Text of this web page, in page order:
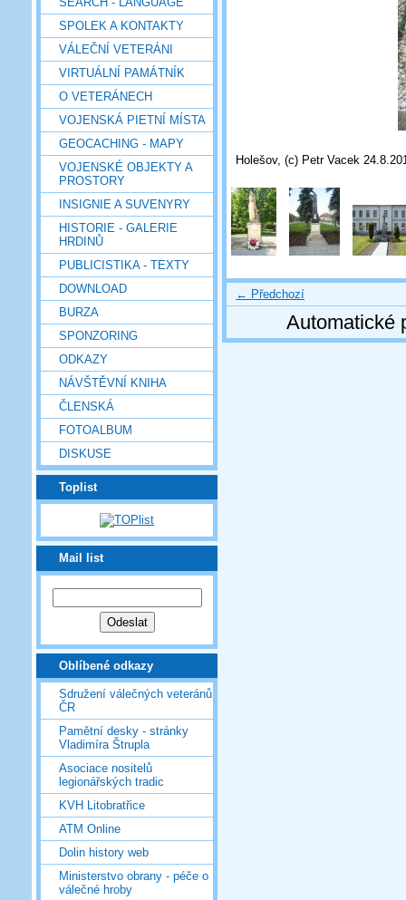
SPOLEK A KONTAKTY
VÁLEČNÍ VETERÁNI
VIRTUÁLNÍ PAMÁTNÍK
O VETERÁNECH
VOJENSKÁ PIETNÍ MÍSTA
GEOCACHING - MAPY
VOJENSKÉ OBJEKTY A
PROSTORY
INSIGNIE A SUVENYRY
HISTORIE - GALERIE
HRDINŮ
PUBLICISTIKA - TEXTY
DOWNLOAD
BURZA
SPONZORING
ODKAZY
NÁVŠTĚVNÍ KNIHA
ČLENSKÁ
FOTOALBUM
DISKUSE
Toplist
Mail list
Oblíbené odkazy
Sdružení válečných veteránů
ČR
Pamětní desky - stránky
Vladimíra Štrupla
Asociace nositelů
legionářských tradic
KVH Litobratřice
ATM Online
Dolin history web
Ministerstvo obrany - péče o
válečné hroby
Holešov, (c) Petr Vacek
← Předchozí
Automatické